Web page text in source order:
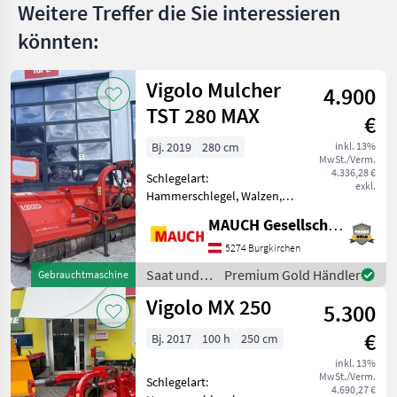
MARKTPLATZ
Marktplatz
Weitere Treffer die Sie interessieren
könnten:
Gebrauchtmaschine
Vigolo Mulcher
TST 280 MAX
4.900
€
inkl. 13%
MwSt./Verm.
4.336,28 €
exkl.
Bj. 2019
280 cm
Schlegelart:
Hammerschlegel, Walzen,
Bodenstützwalze
Ausstattung: - Gelenkwelle
- Stützwalze -
Dreipunktanbau -
Heckanbau - doppeltes
Gehäu
MAUCH Gesellschaft m.b.H. & Co.KG
5274 Burgkirchen
Saat und
Pflege /
Vigolo
Premium Gold Händler
Vigolo MX 250
5.300
€
inkl. 13%
MwSt./Verm.
4.690,27 €
Bj. 2017 100 h 250 cm
Schlegelart: